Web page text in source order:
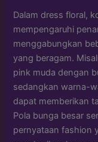
Dalam dress floral,
mempengaruhi
menggabungkan
yang beragam.
pink muda dengan
sedangkan warna-
dapat memberikan
Pola bunga besar
pernyataan fashion